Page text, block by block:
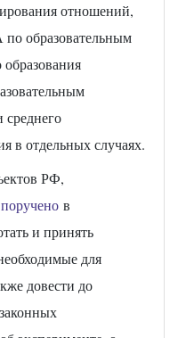
отношений,
образовательным
в отдельных случаях.
РФ,
поручено в
и принять
для
довести до